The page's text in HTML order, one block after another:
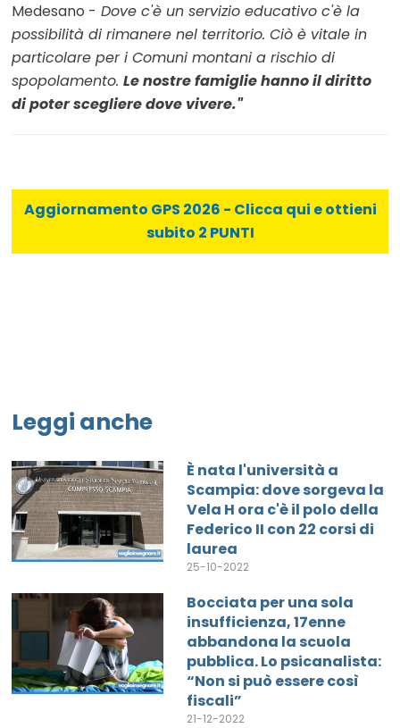
Medesano - Dove c'è un servizio educativo c'è la
possibilità di rimanere nel territorio. Ciò è vitale in
particolare per i Comuni montani a rischio di
spopolamento. Le nostre famiglie hanno il diritto
di poter scegliere dove vivere."
Aggiornamento GPS 2026 - Clicca qui e ottieni
subito 2 PUNTI
Leggi anche
È nata l'università a
Scampia: dove sorgeva la
Vela H ora c'è il polo della
Federico II con 22 corsi di
laurea
25-10-2022
Bocciata per una sola
insufficienza, 17enne
abbandona la scuola
pubblica. Lo psicanalista:
“Non si può essere così
fiscali”
21-12-2022